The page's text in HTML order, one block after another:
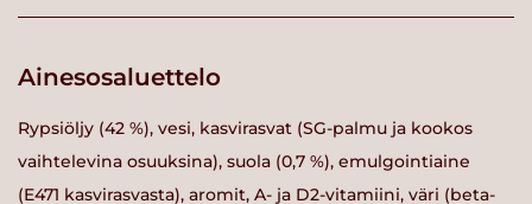
Ainesosaluettelo
Rypsiöljy (42 %), vesi, kasvirasvat (SG-palmu ja kookos
vaihtelevina osuuksina), suola (0,7 %), emulgointiaine
(E471 kasvirasvasta), aromit, A- ja D2-vitamiini, väri (beta-